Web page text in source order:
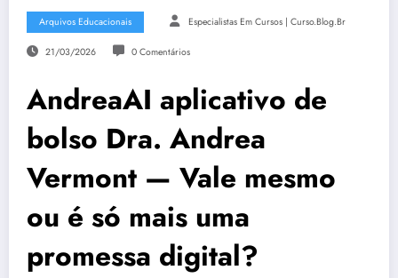
Arquivos Educacionais Especialistas Em Cursos | Curso.blog.br
21/03/2026 0 Comentários
AndreaAI aplicativo de
bolso Dra. Andrea
Vermont — Vale mesmo
ou é só mais uma
promessa digital?